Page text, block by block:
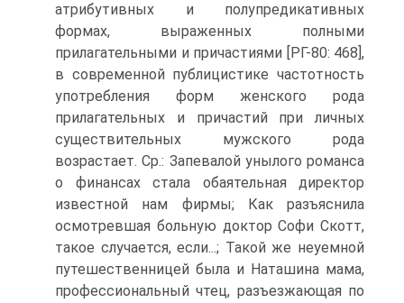
атрибутивных и полупредикативных
формах, выраженных полными
прилагательными и причастиями [РГ-80: 468],
в современной публицистике частотность
употребления форм женского рода
прилагатель­ных и причастий при личных
существительных мужского рода
возрастает. Ср.: Запевалой унылого романса
о финансах стала обаятельная дирек­тор
известной нам фирмы; Как разъяснила
осмотревшая больную док­тор Софи Скотт,
такое случается, если...; Такой же неуемной
путеше­ственницей была и Наташина мама,
профессиональный чтец, разъез­жающая по